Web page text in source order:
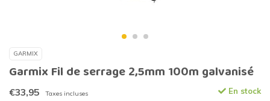
GARMIX
Garmix Fil de serrage 2,5mm 100m galvanisé
€33,95 Taxes incluses En stock